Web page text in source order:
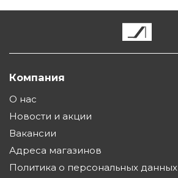
Компания
О нас
Новости и акции
Вакансии
Адреса магазинов
Политика о персональных данных